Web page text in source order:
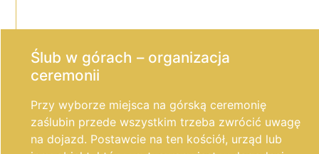
Ślub w górach – organizacja
ceremonii
Przy wyborze miejsca na górską ceremonię
zaślubin przede wszystkim trzeba zwrócić uwagę
na dojazd. Postawcie na ten kościół, urząd lub